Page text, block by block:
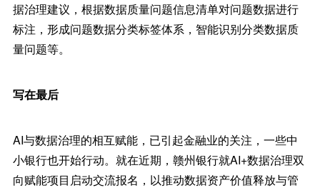
据治理建议，根据数据质量问题信息清单对问题数据进行
标注，形成问题数据分类标签体系，智能识别分类数据质
量问题等。
写在最后
AI与数据治理的相互赋能，已引起金融业的关注，一些中
小银行也开始行动。就在近期，赣州银行就AI+数据治理双
向赋能项目启动交流报名，以推动数据资产价值释放与管